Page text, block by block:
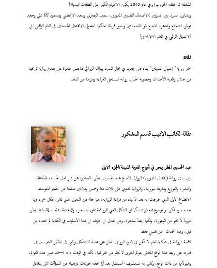
المنفلقة مما خلفته الحروب) وفي عام 2040 يكون الاهتمام الكبير على الطاقات البديلة!
ويتداول السرد بين المدونين (الاصدقاء الطيبين المدونين، سعيد البصري وسعد الاعظمي ومسعود كاكا علي وحفيد
تومان الشجاع وشاعرنا المبدع ذو القصيدتين وبصير قريتنا الحكيم! ليتحول الاغتيال الجسدي في العالم الواقعي الى
الاغتيال الرقمي في العالم الافتراضي!
الخاتمة
تتميز رواية" إغتيال المدونين" ببناء فني جديد في مجال السرد ويملك الروائي هاجس القدرة على تقديم رواية تاريخية
من خلال واقعية الأحداث وخصوبة الخيال. رواية تستحق القراءة ومزيدا من النقد.
مقالة الكاتب الاديب قاسم المشكور
عبدالحسين المطر يبحر في أمواج المعرفة المميتة/الجزء الاول
بين يديّ رواية (إغتيال المدونين) للروائي المبدع عبد الحسين المطر، الصادرة عن دار امل الجديدة للطباعة،
والنشر، والتوزيع ومقرها سورية، والرواية تحتوي على ثلاث مئة وخمس وثلاثين صفحة من الحجم المتوسط
الانطباع الأول الذي خرجت به بعد الإنتهاء من قراءة الرواية، هو حالة من الذهول الذي لفني، فكل شيء فيها
جديد، ومبتكر، والموضوع فيه فرادة، كما أن الشكل الفني للروائية مملوء بالسحر، والدهشة، فقد سلك فينا المطر
دروباَ لا تخلو من الوعورة، ولكنها ايضاَ ساحرة، ومن العدل ان اعترف ان هذا الأسلوب في الكتابة لم اعتده من
قبل، وهنا اتحدث عن نفسي فقط
اهمية الرواية في شكلها العام لا تكمن في قدرة الروائي المطر على مخاطبتنا بشكل واقعي في المظهر العام، بل في
قدرته على ربط هذا الواقع المعاش بعوالم أخرى لا تخلو من الغرائبية، لكنه في الوقت ذاته يستمد صور هذه العوالم،
وهيولاتها من ذات الواقع، وكأني به يستشرف المستقبل بعد أنْ يحقنه بحرعات غيرقليلة من التنبؤآت التي يتفاعل